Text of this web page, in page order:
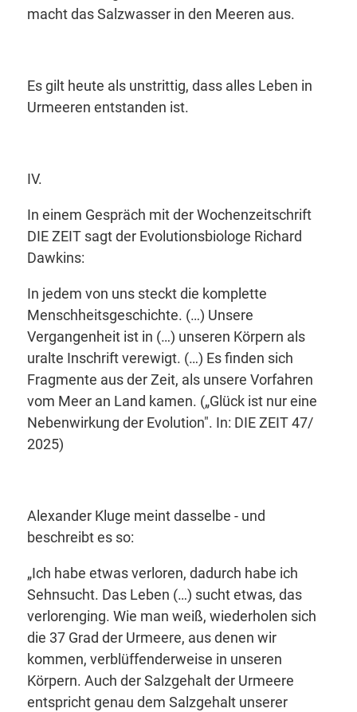
macht das Salzwasser in den Meeren aus.
Es gilt heute als unstrittig, dass alles Leben in
Urmeeren entstanden ist.
IV.
In einem Gespräch mit der Wochenzeitschrift
DIE ZEIT sagt der Evolutionsbiologe Richard
Dawkins:
In jedem von uns steckt die komplette
Menschheitsgeschichte. (…) Unsere
Vergangenheit ist in (…) unseren Körpern als
uralte Inschrift verewigt. (…) Es finden sich
Fragmente aus der Zeit, als unsere Vorfahren
vom Meer an Land kamen. („Glück ist nur eine
Nebenwirkung der Evolution". In: DIE ZEIT 47/
2025)
Alexander Kluge meint dasselbe - und
beschreibt es so:
„Ich habe etwas verloren, dadurch habe ich
Sehnsucht. Das Leben (…) sucht etwas, das
verlorenging. Wie man weiß, wiederholen sich
die 37 Grad der Urmeere, aus denen wir
kommen, verblüffenderweise in unseren
Körpern. Auch der Salzgehalt der Urmeere
entspricht genau dem Salzgehalt unserer